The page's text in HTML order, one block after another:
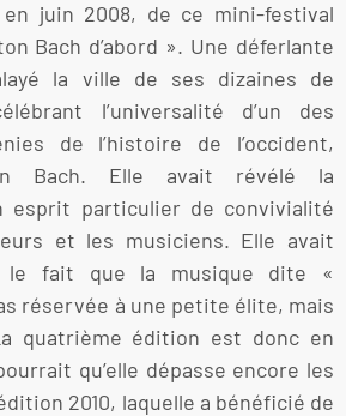
juin 2008, de ce mini-festival
Bach d’abord ». Une déferlante
la ville de ses dizaines de
l’universalité d’un des
de l’histoire de l’occident,
Bach. Elle avait révélé la
esprit particulier de convivialité
et les musiciens. Elle avait
le fait que la musique dite «
réservée à une petite élite, mais
quatrième édition est donc en
qu’elle dépasse encore les
2010, laquelle a bénéficié de